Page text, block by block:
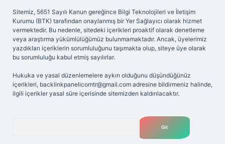
Sitemiz, 5651 Sayılı Kanun gereğince Bilgi Teknolojileri ve İletişim
Kurumu (BTK) tarafından onaylanmış bir Yer Sağlayıcı olarak hizmet
vermektedir. Bu nedenle, sitedeki içerikleri proaktif olarak denetleme
veya araştırma yükümlülüğümüz bulunmamaktadır. Ancak, üyelerimiz
yazdıkları içeriklerin sorumluluğunu taşımakta olup, siteye üye olarak
bu sorumluluğu kabul etmiş sayılırlar.
Hukuka ve yasal düzenlemelere aykırı olduğunu düşündüğünüz
içerikleri, backlinkpanelicomtr@gmail.com adresine bildirmeniz halinde,
ilgili içerikler yasal süre içerisinde sitemizden kaldırılacaktır.